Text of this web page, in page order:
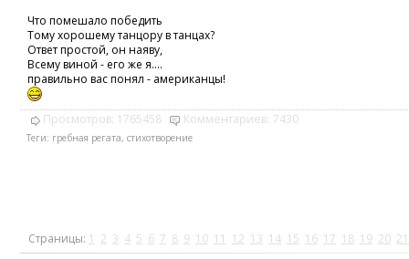
Что помешало победить
Тому хорошему танцору в танцах?
Ответ простой, он наяву,
Всему виной - его же я....
правильно вас понял - американцы!
Просмотров: 1765458 Комментариев: 7430
Теги: гребная регата, стихотворение
Страницы: 1 2 3 4 5 6 7 8 9 10 11 12 13 14 15 16 17 18 19 20 21